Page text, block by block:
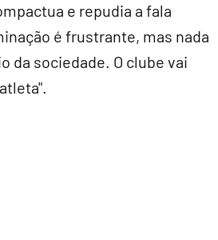
e repudia a fala
é frustrante, mas nada
da sociedade. O clube vai